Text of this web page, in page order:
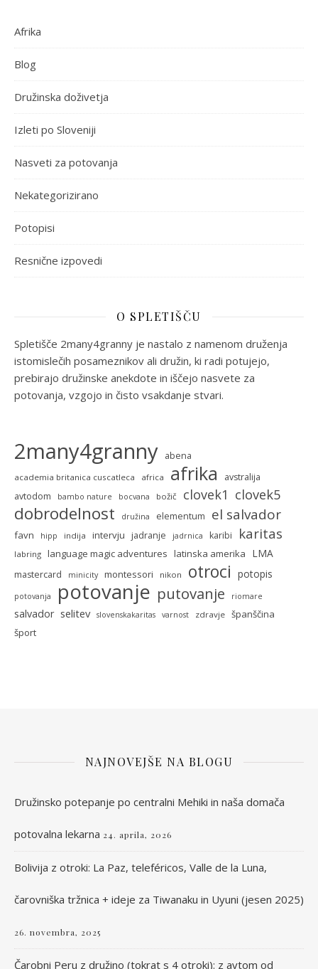
Afrika
Blog
Družinska doživetja
Izleti po Sloveniji
Nasveti za potovanja
Nekategorizirano
Potopisi
Resnične izpovedi
O SPLETIŠČU
Spletišče 2many4granny je nastalo z namenom druženja
istomislečih posameznikov ali družin, ki radi potujejo,
prebirajo družinske anekdote in iščejo nasvete za
potovanja, vzgojo in čisto vsakdanje stvari.
2many4granny abena
academia britanica cuscatleca africa afrika
avstralija
avtodom
bambo nature bocvana božič clovek1 clovek5
dobrodelnost družina elementum el salvador
favn hipp indija intervju jadranje jadrnica karibi karitas
labring language magic adventures latinska amerika LMA
mastercard minicity montessori nikon otroci potopis
potovanja potovanje putovanje riomare
salvador selitev slovenskakaritas varnost zdravje španščina
šport
NAJNOVEJŠE NA BLOGU
Družinsko potepanje po centralni Mehiki in naša domača
potovalna lekarna 24. aprila, 2026
Bolivija z otroki: La Paz, teleféricos, Valle de la Luna,
čarovniška tržnica + ideje za Tiwanaku in Uyuni (jesen 2025)
26. novembra, 2025
Čarobni Peru z družino (tokrat s 4 otroki): z avtom od